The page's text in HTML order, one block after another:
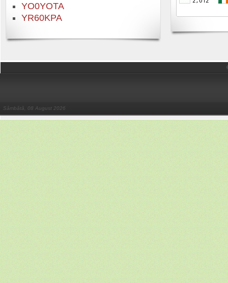
YO0YOTA
YR60KPA
Sâmbătă, 08 August 2026